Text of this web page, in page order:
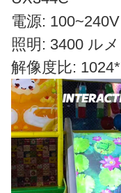
電源:
照明: 3400 ル
解像度比: